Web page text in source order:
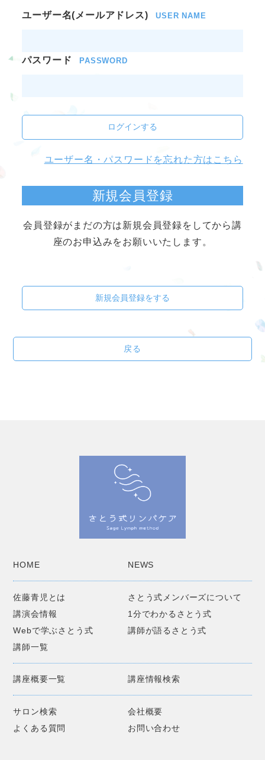
ユーザー名(メールアドレス) USER NAME
パスワード PASSWORD
ログインする
ユーザー名・パスワードを忘れた方はこちら
新規会員登録
会員登録がまだの方は新規会員登録をしてから講
座のお申込みをお願いいたします。
新規会員登録をする
戻る
HOME NEWS
佐藤青児とは
さとう式メンバーズについて
講演会情報
1分でわかるさとう式
Webで学ぶさとう式
講師が語るさとう式
講師一覧
講座概要一覧 講座情報検索
サロン検索
会社概要
よくある質問
お問い合わせ